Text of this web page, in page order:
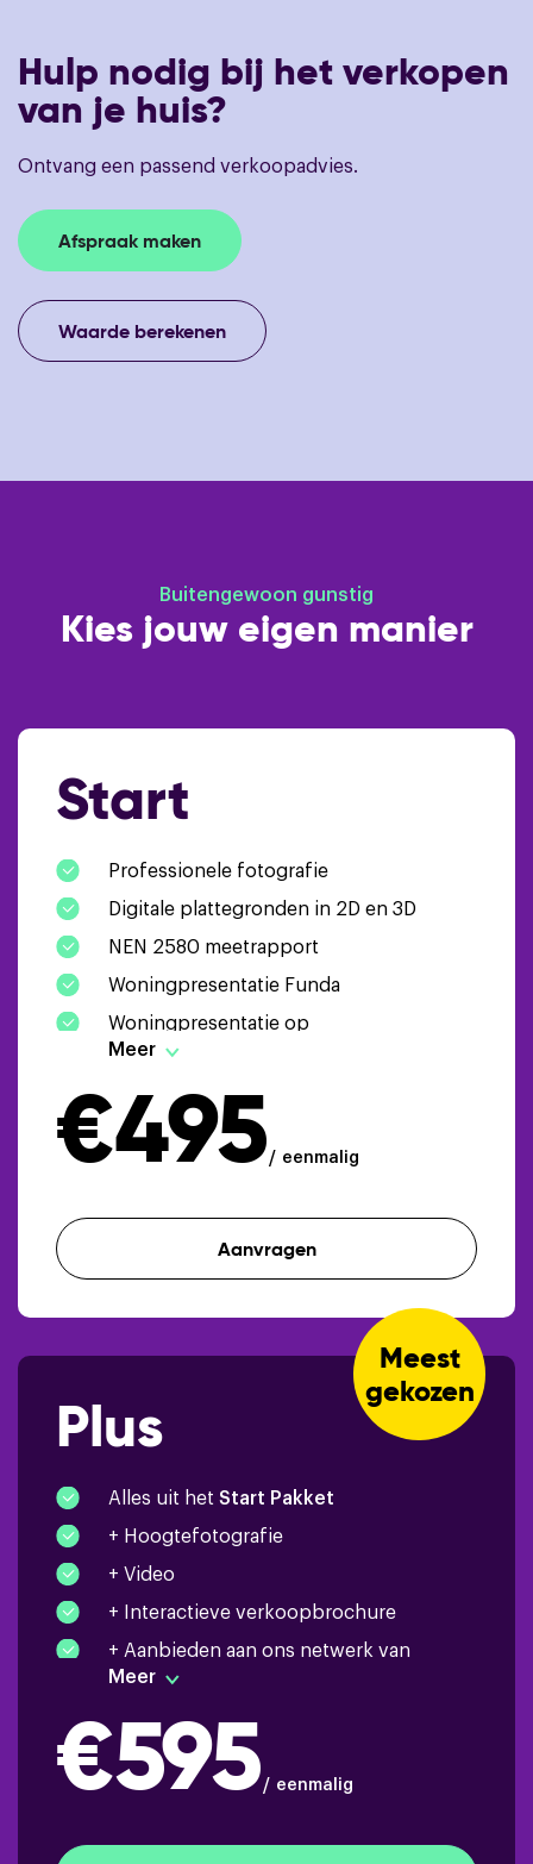
Hulp nodig bij het verkopen
van je huis?
Ontvang een passend verkoopadvies.
Afspraak maken
Waarde berekenen
Buitengewoon gunstig
Kies jouw eigen manier
Start
Professionele fotografie
Digitale plattegronden in 2D en 3D
NEN 2580 meetrapport
Woningpresentatie Funda
Woningpresentatie op
Binnenmakelaars.nl
Full color verkoopbrochure
Presentatie op social media
Meer
€495 eenmalig
Aanvragen
Plus
Alles uit het Start Pakket
+ Hoogtefotografie
+ Video
+ Interactieve verkoopbrochure
+ Aanbieden aan ons netwerk van
woningzoekers en collega NVM
+ NVM Open Huizen Dag
Meer
€595 eenmalig
Meest
gekozen